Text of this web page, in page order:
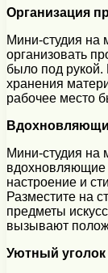
Организация
Мини-студия на
организовать
было под
хранения
рабочее место
Мини-студия на
вдохновляющие
настроение и
Разместите на
предметы
вызывают
Уютный уголок